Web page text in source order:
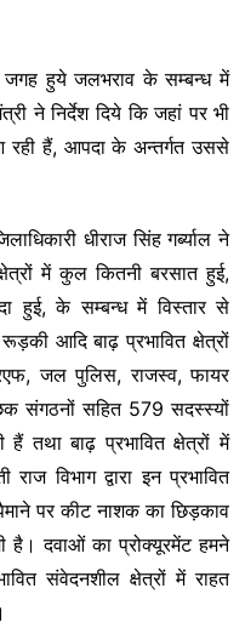
हुये जलभराव के सम्बन्ध में
ने निर्देश दिये कि जहां पर भी
हैं, आपदा के अन्तर्गत उससे
धीराज सिंह गर्ब्याल ने
में कुल कितनी बरसात हुई,
हुई, के सम्बन्ध में विस्तार से
आदि बाढ़ प्रभावित क्षेत्रों
जल पुलिस, राजस्व, फायर
संगठनों सहित 579 सदस्स्यों
तथा बाढ़ प्रभावित क्षेत्रों में
विभाग द्वारा इन प्रभावित
पर कीट नाशक का छिड़काव
है। दवाओं का प्रोक्यूरमेंट हमने
संवेदनशील क्षेत्रों में राहत